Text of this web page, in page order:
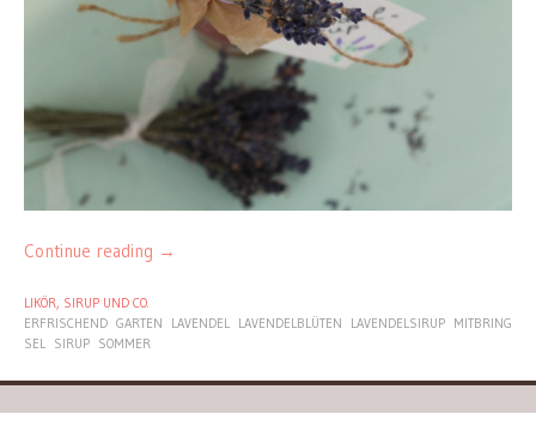
Continue reading →
LIKÖR, SIRUP UND CO.
ERFRISCHEND GARTEN LAVENDEL LAVENDELBLÜTEN LAVENDELSIRUP MITBRING
SEL
SIRUP SOMMER